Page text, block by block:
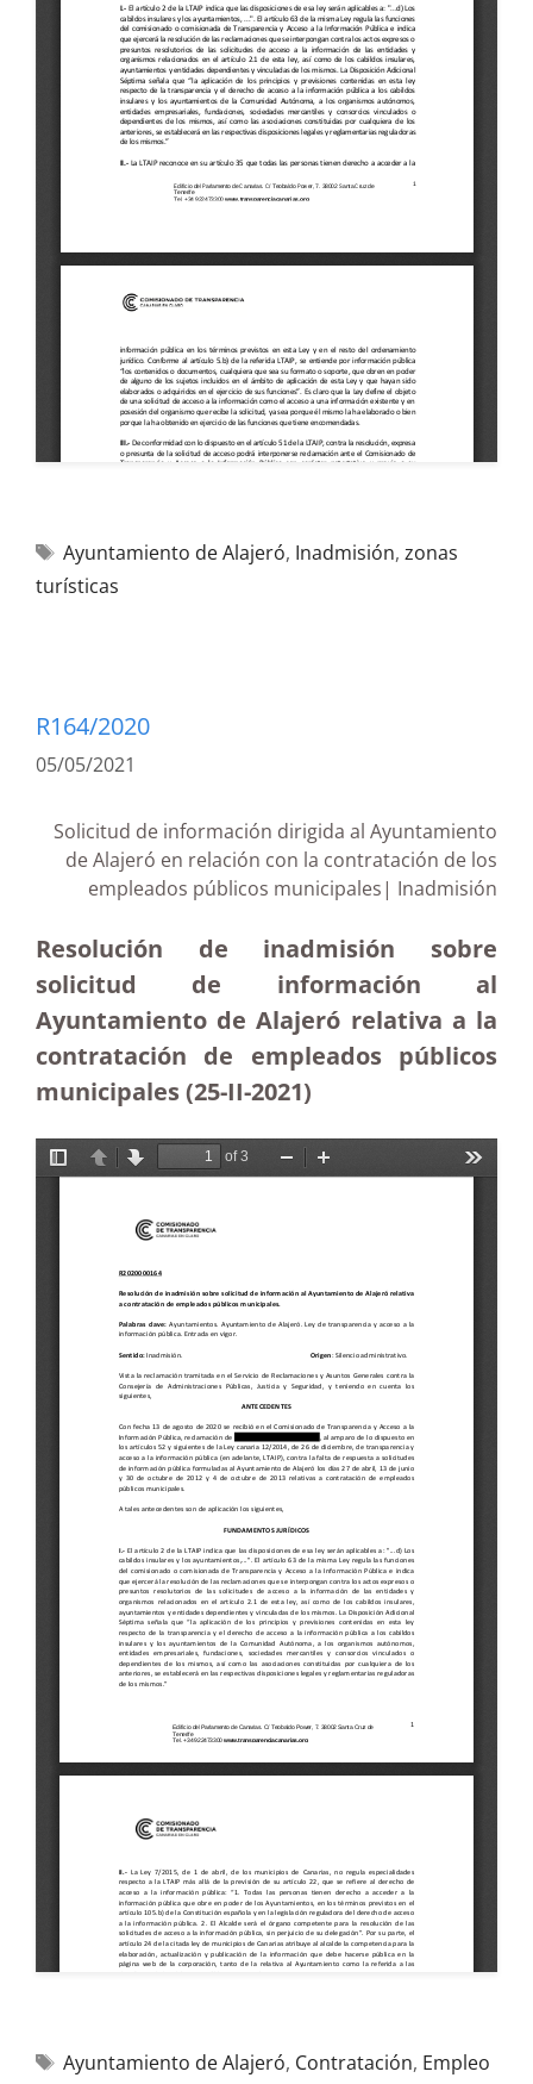
Ayuntamiento de Alajeró, Inadmisión, zonas
turísticas
R164/2020
05/05/2021
Solicitud de información dirigida al Ayuntamiento
de Alajeró en relación con la contratación de los
empleados públicos municipales| Inadmisión
Resolución de inadmisión sobre
solicitud de información al
Ayuntamiento de Alajeró relativa a la
contratación de empleados públicos
municipales (25-II-2021)
Ayuntamiento de Alajeró, Contratación, Empleo